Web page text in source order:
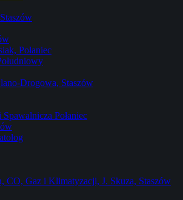
Połaniec
Drogowa, Staszów
Połaniec
CO, Gaz i Klimatyzacji, J. Skuza, Staszów